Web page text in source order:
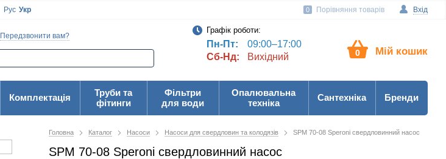
Угода користувача Вхід
0 Порівняння товарів
Рус Укр
Передзвонити вам?
Графік роботи:
Пн-Пт:
09:00–17:00
Сб-Нд:
Вихідний 0 Мій кошик
Комплектація
Труби та
фітинги
Фільтри
для води
Опалювальна
техніка
Сантехніка Бренди
Головна Каталог Насоси Насоси для свердловин та колодязів SPM 70-08 Speroni свердловинний насос
SPM 70-08 Speroni свердловинний насос